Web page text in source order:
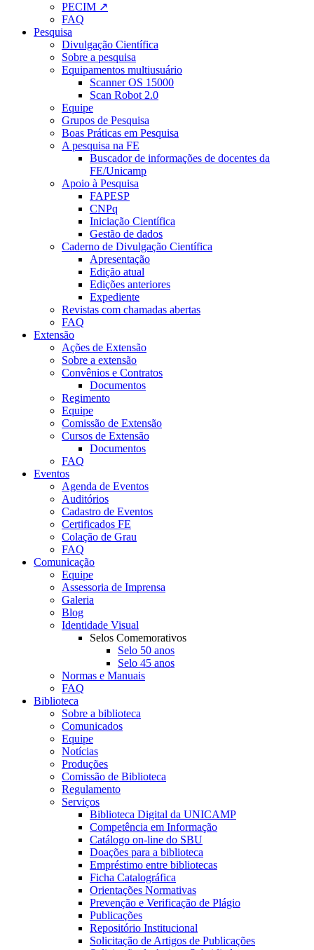
PECIM ↗
FAQ
Pesquisa
Divulgação Científica
Sobre a pesquisa
Equipamentos multiusuário
Scanner OS 15000
Scan Robot 2.0
Equipe
Grupos de Pesquisa
Boas Práticas em Pesquisa
A pesquisa na FE
Buscador de informações de docentes da
FE/Unicamp
Apoio à Pesquisa
FAPESP
CNPq
Iniciação Científica
Gestão de dados
Caderno de Divulgação Científica
Apresentação
Edição atual
Edições anteriores
Expediente
Revistas com chamadas abertas
FAQ
Extensão
Ações de Extensão
Sobre a extensão
Convênios e Contratos
Documentos
Regimento
Equipe
Comissão de Extensão
Cursos de Extensão
Documentos
FAQ
Eventos
Agenda de Eventos
Auditórios
Cadastro de Eventos
Certificados FE
Colação de Grau
FAQ
Comunicação
Equipe
Assessoria de Imprensa
Galeria
Blog
Identidade Visual
Selos Comemorativos
Selo 50 anos
Selo 45 anos
Normas e Manuais
FAQ
Biblioteca
Sobre a biblioteca
Comunicados
Equipe
Notícias
Produções
Comissão de Biblioteca
Regulamento
Serviços
Biblioteca Digital da UNICAMP
Competência em Informação
Catálogo on-line do SBU
Doações para a biblioteca
Empréstimo entre bibliotecas
Ficha Catalográfica
Orientações Normativas
Prevenção e Verificação de Plágio
Publicações
Repositório Institucional
Solicitação de Artigos de Publicações